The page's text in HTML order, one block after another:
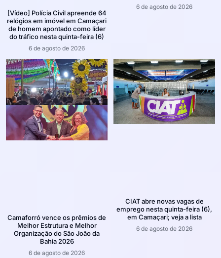
[Vídeo] Polícia Civil apreende 64
relógios em imóvel em Camaçari
de homem apontado como líder
do tráfico nesta quinta-feira (6)
6 de agosto de 2026
6 de agosto de 2026
Camaforró vence os prêmios de
Melhor Estrutura e Melhor
Organização do São João da
Bahia 2026
6 de agosto de 2026
CIAT abre novas vagas de
emprego nesta quinta-feira (6),
em Camaçari; veja a lista
6 de agosto de 2026